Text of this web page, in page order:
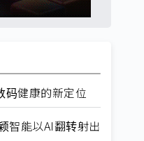
码健康的新定位
智能以AI翻转射出